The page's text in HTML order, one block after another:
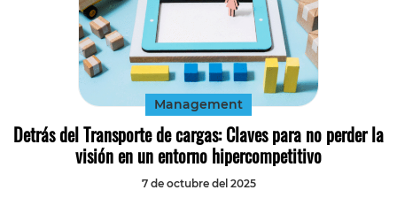
Management
Detrás del Transporte de cargas: Claves para no perder la
visión en un entorno hipercompetitivo
7 de octubre del 2025